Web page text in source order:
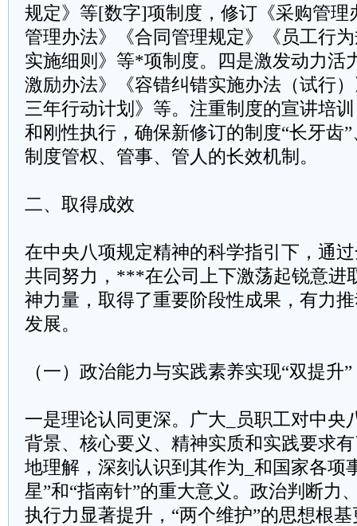
规定》等[数字]项制度，修订《采购管理
管理办法》《合同管理规定》《员工行
实施细则》等*项制度。四是激发动力活
激励办法》《容错纠错实施办法（试行
三年行动计划》等。注重制度的宣讲培
和刚性执行，确保新修订的制度“长牙齿
制度管权、管事、管人的长效机制。
二、取得成效
在中央八项规定精神的科学指引下，通
共同努力，***在公司上下激荡起锐意进
神力量，取得了重要阶段性成果，有力
发展。
（一）政治能力与实践素养实现“双提升”
一是理论认同更深。广大_员职工对中央
背景、核心要义、精神实质和实践要求
地理解，深刻认识到其作为_和国家各项
星”和“指南针”的重大意义。政治判断力
执行力显著提升，“两个维护”的思想根